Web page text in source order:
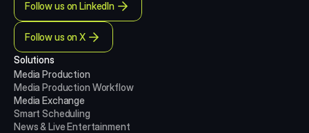
Follow us on LinkedIn
Follow us on X
Solutions
Media Production
Media Production Workflow
Media Exchange
Smart Scheduling
News & Live Entertainment